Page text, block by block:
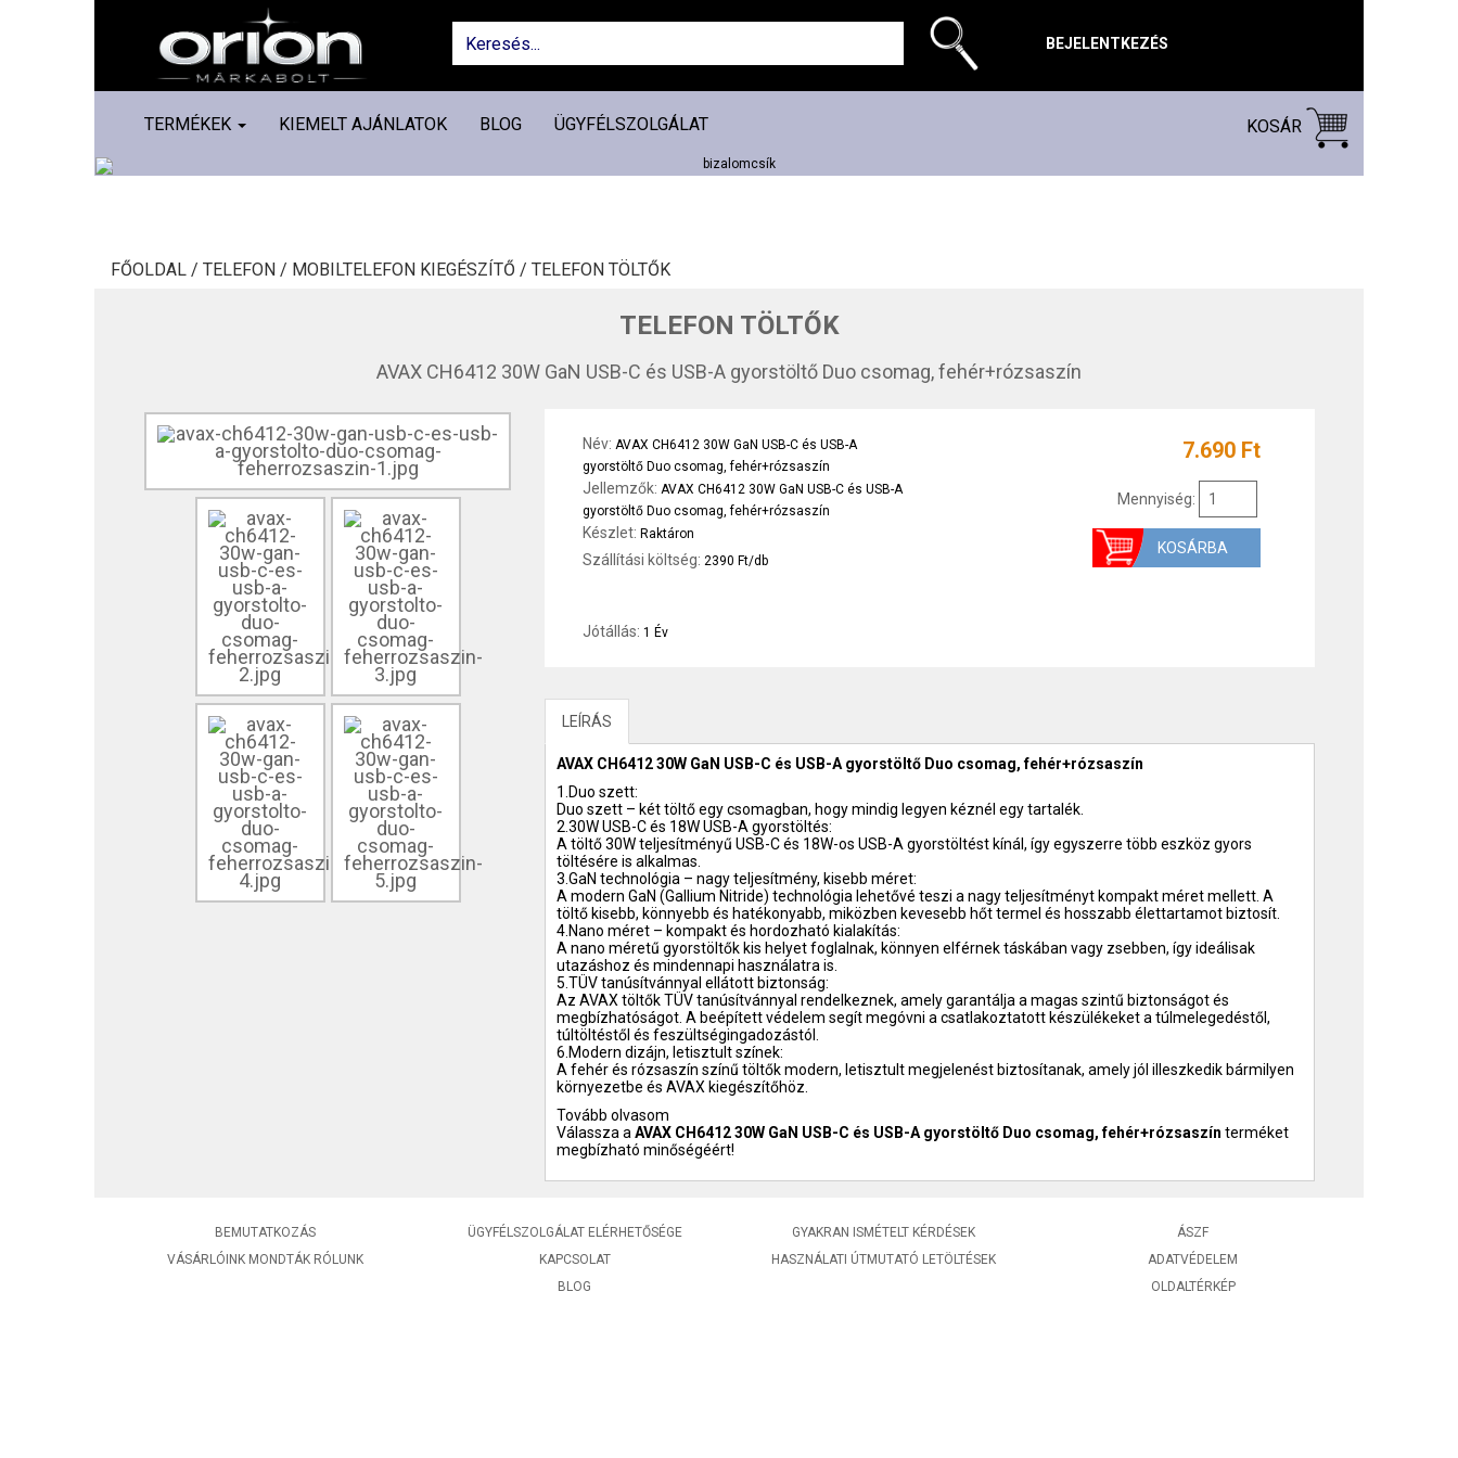
BEJELENTKEZÉS
TERMÉKEK KIEMELT AJÁNLATOK BLOG ÜGYFÉLSZOLGÁLAT KOSÁR
FŐOLDAL / TELEFON / MOBILTELEFON KIEGÉSZÍTŐ / TELEFON TÖLTŐK
TELEFON TÖLTŐK
AVAX CH6412 30W GaN USB-C és USB-A gyorstöltő Duo csomag, fehér+rózsaszín
Név: AVAX CH6412 30W GaN USB-C és USB-A
gyorstöltő Duo csomag, fehér+rózsaszín
Jellemzők: AVAX CH6412 30W GaN USB-C és USB-A
gyorstöltő Duo csomag, fehér+rózsaszín
Készlet: Raktáron
Szállítási költség: 2390 Ft/db
Jótállás: 1 Év
7.690 Ft
Mennyiség:
LEÍRÁS
AVAX CH6412 30W GaN USB-C és USB-A gyorstöltő Duo csomag, fehér+rózsaszín
1.Duo szett:
Duo szett – két töltő egy csomagban, hogy mindig legyen kéznél egy tartalék.
2.30W USB-C és 18W USB-A gyorstöltés:
A töltő 30W teljesítményű USB-C és 18W-os USB-A gyorstöltést kínál, így egyszerre több eszköz gyors
töltésére is alkalmas.
3.GaN technológia – nagy teljesítmény, kisebb méret:
A modern GaN (Gallium Nitride) technológia lehetővé teszi a nagy teljesítményt kompakt méret mellett. A
töltő kisebb, könnyebb és hatékonyabb, miközben kevesebb hőt termel és hosszabb élettartamot biztosít.
4.Nano méret – kompakt és hordozható kialakítás:
A nano méretű gyorstöltők kis helyet foglalnak, könnyen elférnek táskában vagy zsebben, így ideálisak
utazáshoz és mindennapi használatra is.
5.TÜV tanúsítvánnyal ellátott biztonság:
Az AVAX töltők TÜV tanúsítvánnyal rendelkeznek, amely garantálja a magas szintű biztonságot és
megbízhatóságot. A beépített védelem segít megóvni a csatlakoztatott készülékeket a túlmelegedéstől,
túltöltéstől és feszültségingadozástól.
6.Modern dizájn, letisztult színek:
A fehér és rózsaszín színű töltők modern, letisztult megjelenést biztosítanak, amely jól illeszkedik bármilyen
környezetbe és AVAX kiegészítőhöz.
Tovább olvasom
Válassza a AVAX CH6412 30W GaN USB-C és USB-A gyorstöltő Duo csomag, fehér+rózsaszín terméket
megbízható minőségéért!
BEMUTATKOZÁS
VÁSÁRLÓINK MONDTÁK RÓLUNK
ÜGYFÉLSZOLGÁLAT ELÉRHETŐSÉGE
KAPCSOLAT
BLOG
GYAKRAN ISMÉTELT KÉRDÉSEK
HASZNÁLATI ÚTMUTATÓ LETÖLTÉSEK
ÁSZF
ADATVÉDELEM
OLDALTÉRKÉP